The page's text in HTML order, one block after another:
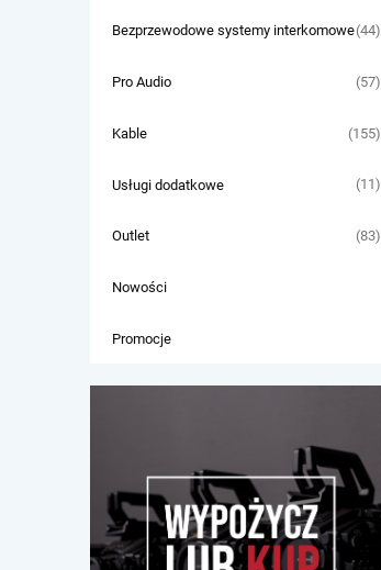
Bezprzewodowe systemy interkomowe(44)
Pro Audio (57)
Kable (155)
Usługi dodatkowe (11)
Outlet (83)
Nowości
Promocje